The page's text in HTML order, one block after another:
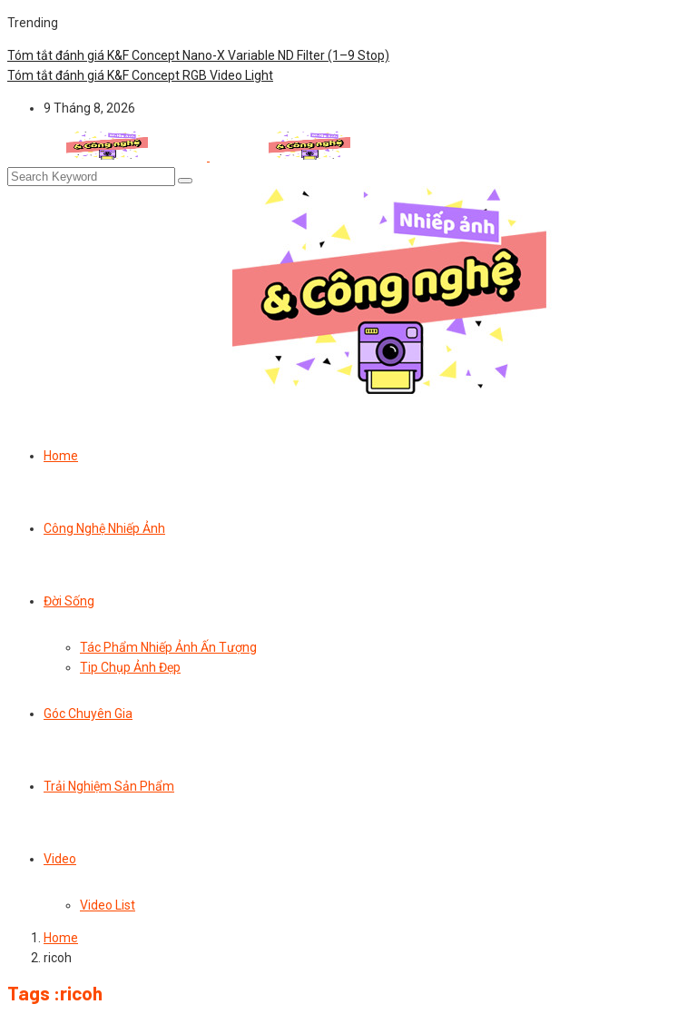
Trending
Tóm tắt đánh giá K&F Concept Nano-X Variable ND Filter (1–9 Stop)
Tóm tắt đánh giá K&F Concept RGB Video Light
9 Tháng 8, 2026
Home
Công Nghệ Nhiếp Ảnh
Đời Sống
Tác Phẩm Nhiếp Ảnh Ấn Tượng
Tip Chụp Ảnh Đẹp
Góc Chuyên Gia
Trải Nghiệm Sản Phẩm
Video
Video List
Home
ricoh
Tags :ricoh